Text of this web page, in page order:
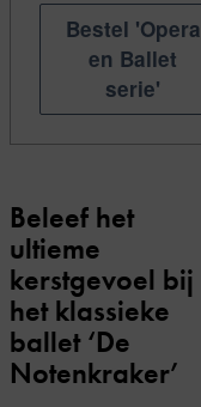
Bestel 'Opera
en Ballet
serie'
Beleef het
ultieme
kerstgevoel bij
het klassieke
ballet ‘De
Notenkraker’